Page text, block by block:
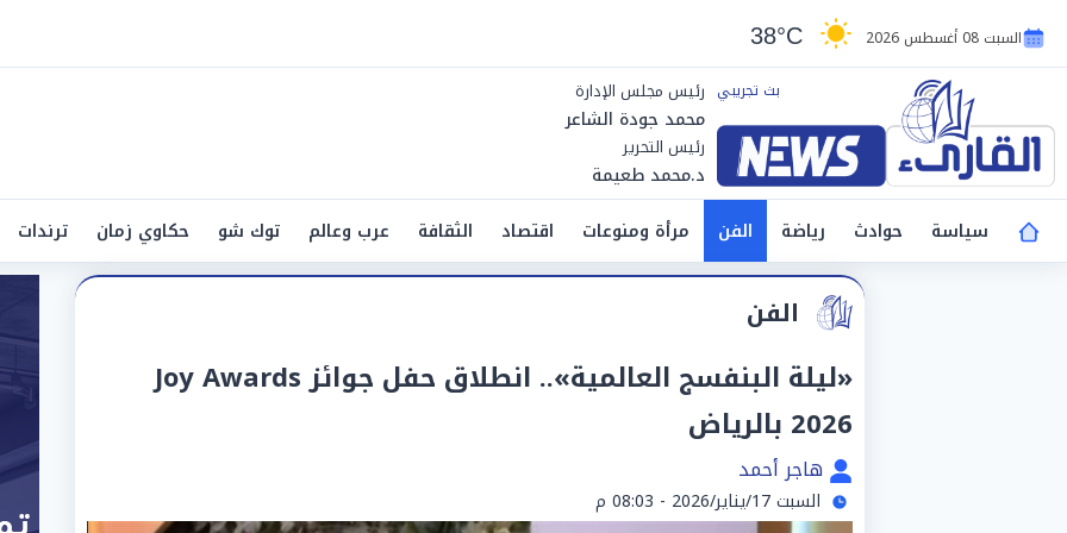
السبت 08 أغسطس 2026 38°C
رئيس مجلس الإدارة
محمد جودة الشاعر
رئيس التحرير
د.محمد طعيمة
سياسة
حوادث رياضة الفن مرأة ومنوعات اقتصاد الثقافة عرب وعالم توك شو حكاوي زمان ترندات
الفن
«ليلة البنفسج العالمية».. انطلاق حفل جوائز Joy Awards
2026 بالرياض
هاجر أحمد
السبت 17/يناير/2026 - 08:03 م